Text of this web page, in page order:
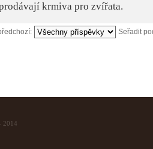
krmiva pro zvířata.
Seřadit
2014